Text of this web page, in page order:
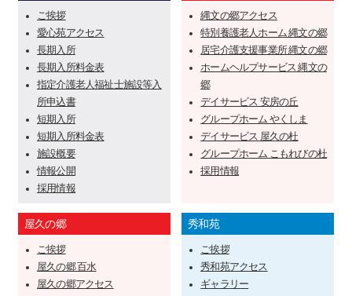
ご挨拶
愛心苑アクセス
長期入所
長期入所料金表
指定介護老人福祉士施設等入
所申込書
短期入所
短期入所料金表
施設概要
情報公開
採用情報
縄文の郷アクセス
特別養護老人ホーム 縄文の郷
居宅介護支援事業所 縄文の郷
ホームヘルプサービス 縄文の
郷
デイサービス 安房の丘
グループホーム やくしま
デイサービス 屋久の杜
グループホーム こもれびの杜
採用情報
屋久の郷
ご挨拶
屋久の郷 百水
屋久の郷アクセス
秀和苑
ご挨拶
秀和苑アクセス
ギャラリー